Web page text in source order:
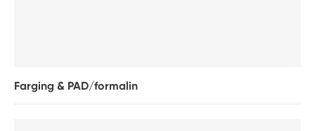
Farging & PAD/formalin